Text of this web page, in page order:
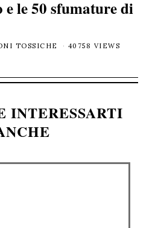
le 50 sfumature di
TOSSICHE 40758 VIEWS
INTERESSARTI